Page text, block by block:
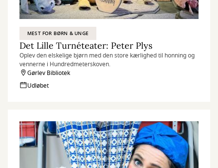
MEST FOR BØRN & UNGE
Det Lille Turnéteater: Peter Plys
Oplev den elskelige bjørn med den store kærlighed til honning og
vennerne i Hundredmeterskoven.
Gørlev Bibliotek
Udløbet